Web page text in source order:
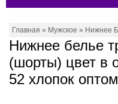
Главная » Мужское » Нижнее
Нижнее белье
(шорты) цвет в
52 хлопок оптом